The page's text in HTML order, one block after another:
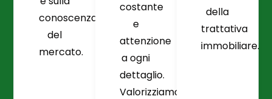
conoscenza
del
mercato.
costante
e
attenzione
a ogni
dettaglio.
Valorizziamo
della
trattativa
immobiliare.